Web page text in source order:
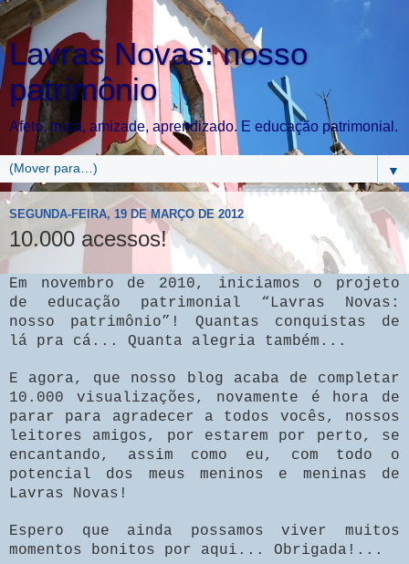
Lavras Novas: nosso
patrimônio
Afeto, troca, amizade, aprendizado. E educação patrimonial.
▼
SEGUNDA-FEIRA, 19 DE MARÇO DE 2012
10.000 acessos!
Em novembro de 2010, iniciamos o projeto
de educação patrimonial “Lavras Novas:
nosso patrimônio”! Quantas conquistas de
lá pra cá... Quanta alegria também...
E agora, que nosso blog acaba de completar
10.000 visualizações, novamente é hora de
parar para agradecer a todos vocês, nossos
leitores amigos, por estarem por perto, se
encantando, assim como eu, com todo o
potencial dos meus meninos e meninas de
Lavras Novas!
Espero que ainda possamos viver muitos
momentos bonitos por aqui... Obrigada!...